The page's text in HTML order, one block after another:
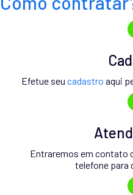
Efetue seu cadastro aqui
Entraremos em contato
telefone para